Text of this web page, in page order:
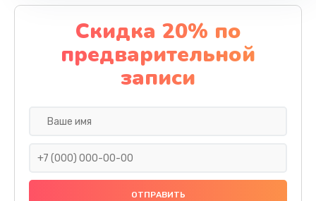
Скидка 20% по
предварительной
записи